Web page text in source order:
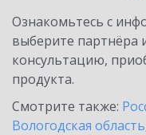
Ознакомьтесь с
выберите партнёра
консультацию,
продукта.
Смотрите также:
Вологодская область